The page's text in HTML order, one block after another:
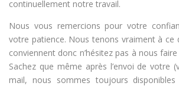
continuellement notre travail.
Nous vous remercions pour votre
votre patience. Nous tenons vraiment à ce
conviennent donc n’hésitez pas à nous
Sachez que même après l’envoi de votre
mail, nous sommes toujours